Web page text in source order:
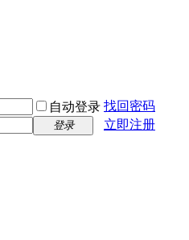
自动登录 找回密码
登录 立即注册